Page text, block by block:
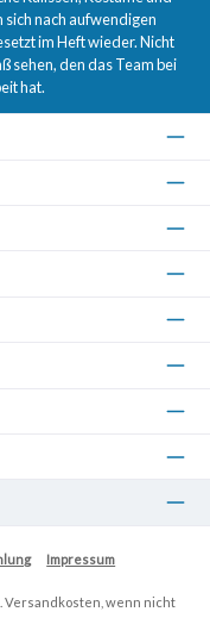
nach aufwendigen
im Heft wieder. Nicht
sehen, den das Team bei
hat.
Impressum
Versandkosten , wenn nicht